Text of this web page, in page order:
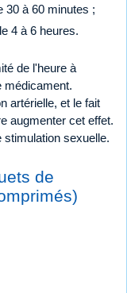
30 à 60 minutes ;
4 à 6 heures.
de l'heure à
médicament.
artérielle, et le fait
augmenter cet effet.
stimulation sexuelle.
de